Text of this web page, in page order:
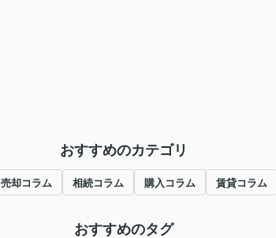
おすすめのカテゴリ
売却コラム 相続コラム 購入コラム 賃貸コラム
おすすめのタグ